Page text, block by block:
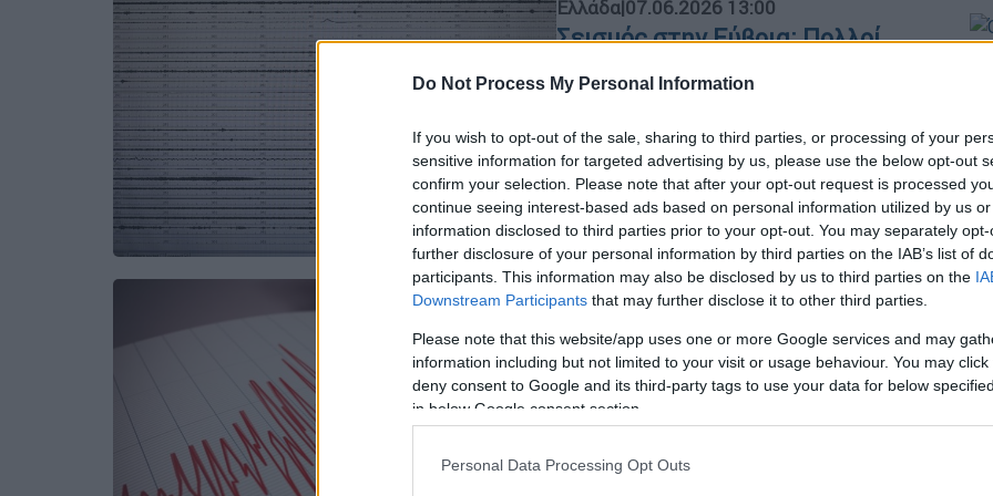
Do Not Process My Personal Information
If you wish to opt-out of the sale, sharing to third parties, or processing of your
sensitive information for targeted advertising by us, please use the below opt-out
confirm your selection. Please note that after your opt-out request is processed
continue seeing interest-based ads based on personal information utilized by us
information disclosed to third parties prior to your opt-out. You may separately
further disclosure of your personal information by third parties on the IAB’s list of
participants. This information may also be disclosed by us to third parties on the
Downstream Participants that may further disclose it to other third parties.
Please note that this website/app uses one or more Google services and may
information including but not limited to your visit or usage behaviour. You may
deny consent to Google and its third-party tags to use your data for below
in below Google consent section.
Personal Data Processing Opt Outs
Ελλάδα|07.06.2026 13:00
Σεισμός στην Εύβοια: Πολλοί
Αττική οι δονήσεις
Η μεγαλύτερη δόνηση υπολογίζεται
στους 5,1 βαθμούς της κλίμακας
Ρίχτερ
Ελλάδα |09.09.2025 21:51
Σεισμός στην Εύβοια: Τι ξέρουμε
για τη δόνηση που ταρακούνησε
την Αττική – Τι δείχνουν τα
δεδομένα του ΕΚΠΑ
Εφόσον δεν υπάρξει μετανάστευση
επικέντρων, είναι με υψηλή